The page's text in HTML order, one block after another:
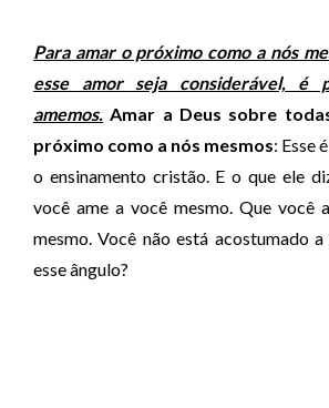
Para amar o próximo como a nós
esse amor seja considerável, é
amemos. Amar a Deus sobre
próximo como a nós mesmos: Esse
o ensinamento cristão. E o que ele
você ame a você mesmo. Que você
mesmo. Você não está acostumado
esse ângulo?